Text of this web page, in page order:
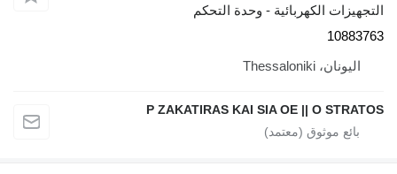
التجهيزات الكهربائية - وحدة التحكم
10883763
اليونان، Thessaloniki
P ZAKATIRAS KAI SIA OE || O STRATOS